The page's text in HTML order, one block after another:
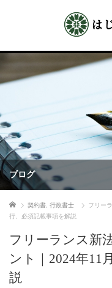
ブログ
ホーム 契約書 行政書士
フリー
行、必須記載事項を解説
フリーランス新
ント｜2024年11
説